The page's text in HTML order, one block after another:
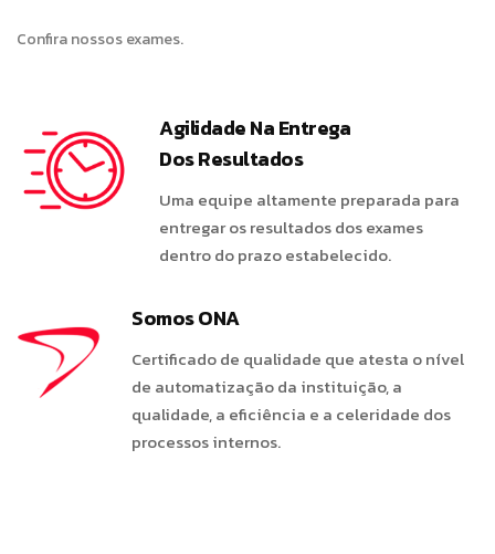
Confira nossos exames.
Agilidade Na Entrega
Dos Resultados
Uma equipe altamente preparada para
entregar os resultados dos exames
dentro do prazo estabelecido.
Somos ONA
Certificado de qualidade que atesta o nível
de automatização da instituição, a
qualidade, a eficiência e a celeridade dos
processos internos.